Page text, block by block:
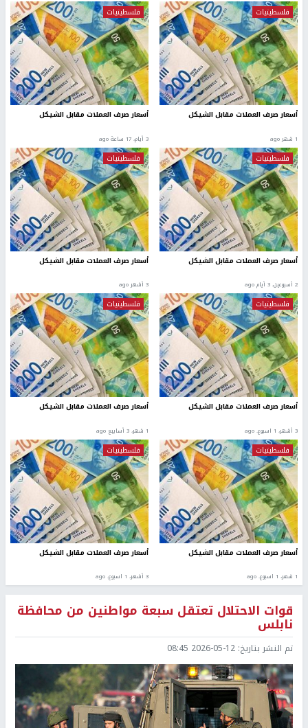
فلسطينيات
أسعار صرف العملات مقابل الشيكل
1 شهر ago
فلسطينيات
أسعار صرف العملات مقابل الشيكل
3 أيام، 17 ساعة ago
فلسطينيات
أسعار صرف العملات مقابل الشيكل
2 أسبوعين، 3 أيام ago
فلسطينيات
أسعار صرف العملات مقابل الشيكل
3 أشهر ago
فلسطينيات
أسعار صرف العملات مقابل الشيكل
3 أشهر، 1 اسبوع. ago
فلسطينيات
أسعار صرف العملات مقابل الشيكل
1 شهر، 3 أسابيع ago
فلسطينيات
أسعار صرف العملات مقابل الشيكل
1 شهر، 1 اسبوع. ago
فلسطينيات
أسعار صرف العملات مقابل الشيكل
3 أشهر، 1 اسبوع. ago
قوات الاحتلال تعتقل سبعة مواطنين من محافظة
نابلس
تم النشر بتاريخ: 2026-05-12 08:45